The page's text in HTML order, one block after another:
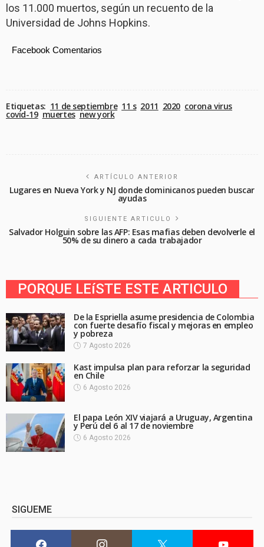
los 11.000 muertos, según un recuento de la
Universidad de Johns Hopkins.
Facebook Comentarios
Etiquetas: 11 de septiembre 11 s 2011 2020 corona virus
covid-19 muertes new york
ARTÍCULO ANTERIOR
Lugares en Nueva York y NJ donde dominicanos pueden buscar
ayudas
SIGUIENTE ARTICULO
Salvador Holguin sobre las AFP: Esas mafias deben devolverle el
50% de su dinero a cada trabajador
PORQUE LEíSTE ESTE ARTICULO
De la Espriella asume presidencia de Colombia
con fuerte desafío fiscal y mejoras en empleo
y pobreza
7 Agosto 2026
Kast impulsa plan para reforzar la seguridad
en Chile
6 Agosto 2026
El papa León XIV viajará a Uruguay, Argentina
y Perú del 6 al 17 de noviembre
6 Agosto 2026
SIGUEME